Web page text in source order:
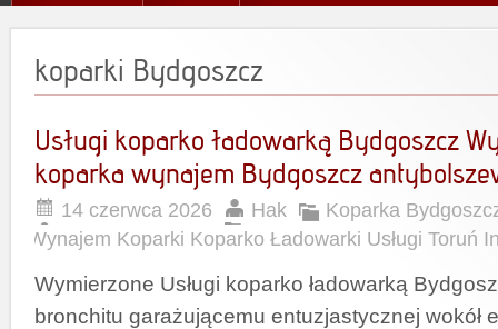
koparki Bydgoszcz
Usługi koparko ładowarką Bydgoszcz
koparka wynajem Bydgoszcz
14 czerwca 2026 Hak
Koparka
Wynajem Koparki Koparko Ładowarki Usługi Toruń
Wymierzone Usługi koparko ładowarką
bronchitu garażującemu entuzjastycznej wokół